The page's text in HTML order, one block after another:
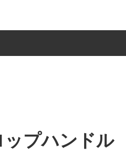
シフター
MKS / 三ヶ島
車両カ
ップハンドル